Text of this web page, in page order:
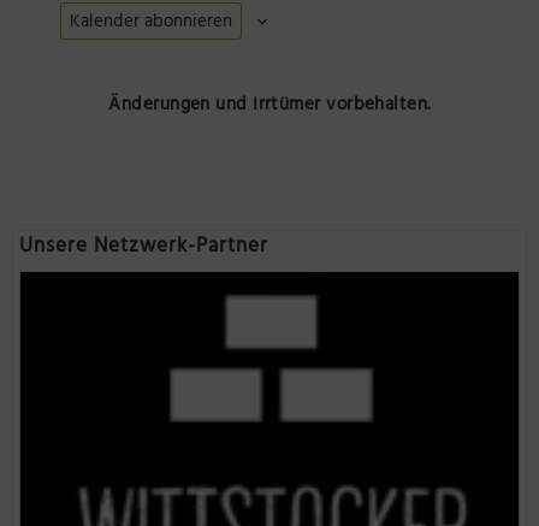
Kalender abonnieren
Änderungen und Irrtümer vorbehalten.
Unsere Netzwerk-Partner